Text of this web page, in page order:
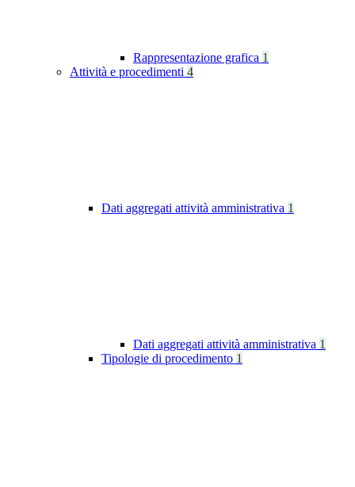
Rappresentazione grafica 1
Attività e procedimenti 4
Dati aggregati attività amministrativa 1
Dati aggregati attività amministrativa 1
Tipologie di procedimento 1